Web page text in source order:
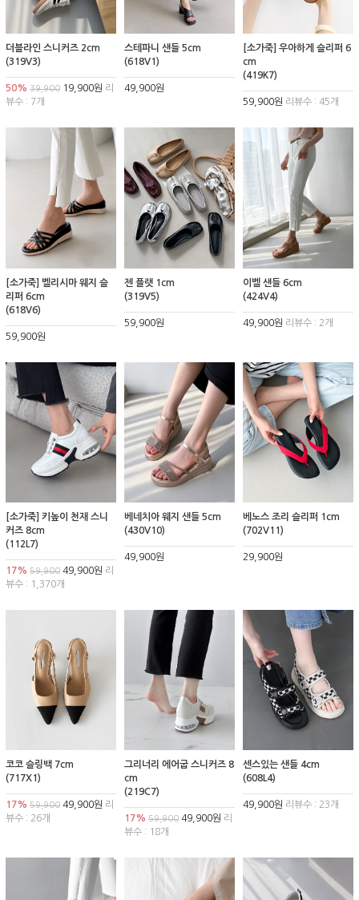
더블라인 스니커즈 2cm
(319V3)
50% 39,900 19,900원 리
뷰수 : 7개
스테파니 샌들 5cm
(618V1)
49,900원
[소가죽] 우아하게 슬리퍼 6
cm
(419K7)
59,900원 리뷰수 : 45개
[소가죽] 벨리시마 웨지 슬
리퍼 6cm
(618V6)
59,900원
젠 플랫 1cm
(319V5)
59,900원
이벨 샌들 6cm
(424V4)
49,900원 리뷰수 : 2개
[소가죽] 키높이 천재 스니
커즈 8cm
(112L7)
17% 59,900 49,900원 리
뷰수 : 1,370개
베네치아 웨지 샌들 5cm
(430V10)
49,900원
베노스 조리 슬리퍼 1cm
(702V11)
29,900원
코코 슬링백 7cm
(717X1)
17% 59,900 49,900원 리
뷰수 : 26개
그리너리 에어굽 스니커즈 8
cm
(219C7)
17% 59,90049,900원 리
뷰수 : 18개
센스있는 샌들 4cm
(608L4)
49,900원 리뷰수 : 23개